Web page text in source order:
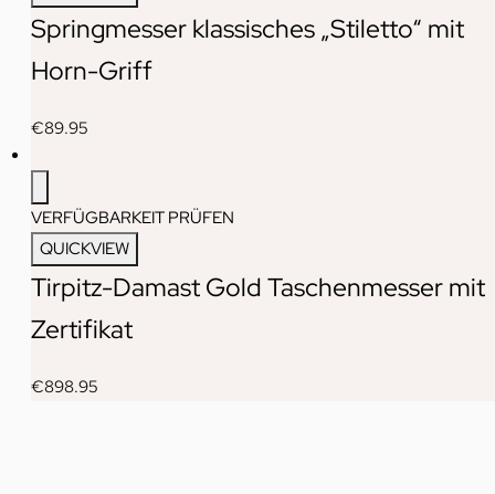
Springmesser klassisches „Stiletto“ mit
Horn-Griff
€89.95
VERFÜGBARKEIT PRÜFEN
QUICKVIEW
Tirpitz-Damast Gold Taschenmesser mit
Zertifikat
€898.95